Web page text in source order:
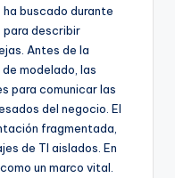
buscado durante
para describir
Antes de la
modelado, las
para comunicar las
del negocio. El
fragmentada,
de TI aislados. En
un marco vital.